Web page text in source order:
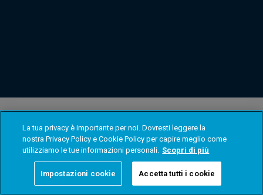
La tua privacy è importante per noi. Dovresti leggere la
nostra Privacy Policy e Cookie Policy per capire meglio come
utilizziamo le tue informazioni personali. Scopri di più
Impostazioni cookie Accetta tutti i cookie